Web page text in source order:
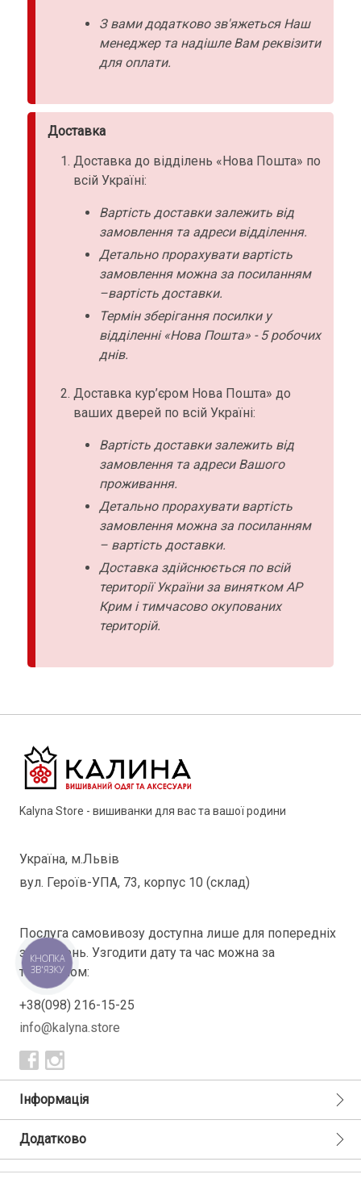
З вами додатково зв'яжеться Наш
менеджер та надішле Вам реквізити
для оплати.
Доставка
Доставка до відділень «Нова Пошта» по
всій Україні:
Вартість доставки залежить від
замовлення та адреси відділення.
Детально прорахувати вартість
замовлення можна за посиланням
–вартість доставки.
Термін зберігання посилки у
відділенні «Нова Пошта» - 5 робочих
днів.
Доставка кур’єром Нова Пошта» до
ваших дверей по всій Україні:
Вартість доставки залежить від
замовлення та адреси Вашого
проживання.
Детально прорахувати вартість
замовлення можна за посиланням
– вартість доставки.
Доставка здійснюється по всій
території України за винятком АР
Крим і тимчасово окупованих
територій.
Kalyna Store - вишиванки для вас та вашої родини
Україна, м.Львів
вул. Героїв-УПА, 73, корпус 10 (склад)
Послуга самовивозу доступна лише для попередніх
замовлень. Узгодити дату та час можна за
телефоном:
+38(098) 216-15-25
info@kalyna.store
Інформація
Додатково
КНОПКА
ЗВ'ЯЗКУ